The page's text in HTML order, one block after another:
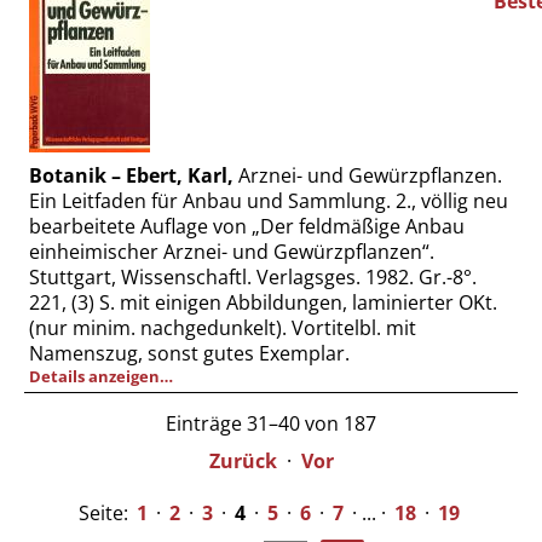
Botanik – Ebert, Karl, Arznei- und Gewürzpflanzen.
Ein Leitfaden für Anbau und Sammlung. 2., völlig neu
bearbeitete Auflage von „Der feldmäßige Anbau
einheimischer Arznei- und Gewürzpflanzen“.
Stuttgart, Wissenschaftl. Verlagsges. 1982. Gr.-8°.
221, (3) S. mit einigen Abbildungen, laminierter OKt.
(nur minim. nachgedunkelt). Vortitelbl. mit
Namenszug, sonst gutes Exemplar.
Details anzeigen…
Einträge 31–40 von 187
Zurück · Vor
Seite: 1 · 2 · 3 · 4 · 5 · 6 · 7 · ... · 18 · 19